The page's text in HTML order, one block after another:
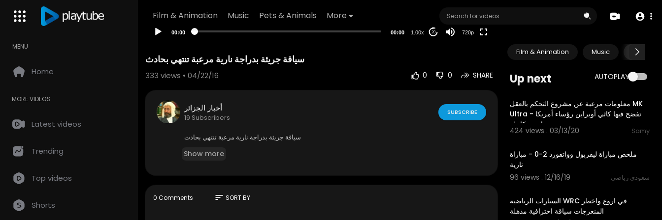
Film & Animation Music Pets & Animals More
MENU
Home
MORE VIDEOS
Latest videos
Trending
Top videos
Shorts
00:00 00:00 1.00x 20 720p
Film & Animation Music Pets &
Up next AUTOPLAY
معلومات مرعبة عن مشروع التحكم بالعقل ⁣MK
Ultra تفضح فيها كاثي أوبراين رؤساء أمريكا -
محاضرة كامله
424 views . 03/13/20 Samy
ملخص مباراة ليفربول وواتفورد 2-0 - مباراة
نارية
96 views . 12/16/19
سعودي رياضي
السيارات الرياضية WRC في اروع واخطر
المنعرجات سياقة احترافية مذهلة
سياقة جريئة بدراجة نارية مرعبة تنتهي بحادث
333 views • 04/22/16 0 0 SHARE
أخبار الجزائر
19 Subscribers
SUBSCRIBE
سياقة جريئة بدراجة نارية مرعبة تنتهي بحادث
Show more
0 Comments sort SORT BY